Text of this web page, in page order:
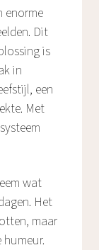
enorme
Dit
is
in
een
Met
wat
Het
maar